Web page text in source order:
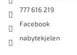
777 616 219
Facebook
nabytekjelen